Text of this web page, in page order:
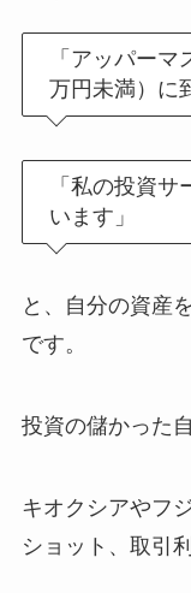
「アッパー
万円未満）に
「私の投資
います」
と、自分の資産
です。
投資の儲かった
キオクシアやフ
ショット、取引利